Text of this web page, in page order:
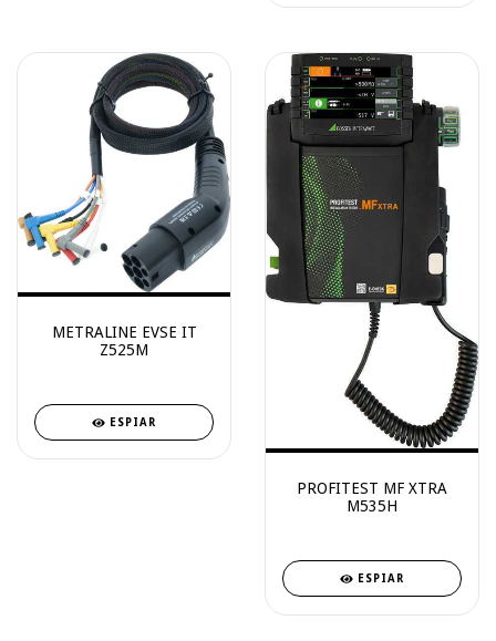
METRALINE EVSE IT
Z525M
ESPIAR
PROFITEST MF XTRA
M535H
ESPIAR